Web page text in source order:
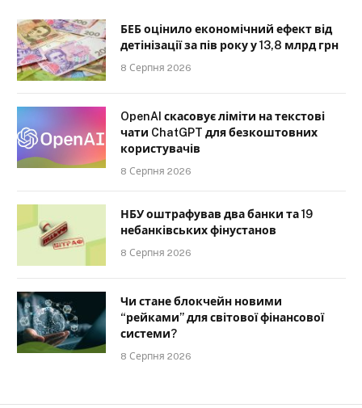
БЕБ оцінило економічний ефект від
детінізації за пів року у 13,8 млрд грн
8 Серпня 2026
OpenAI скасовує ліміти на текстові
чати ChatGPT для безкоштовних
користувачів
8 Серпня 2026
НБУ оштрафував два банки та 19
небанківських фінустанов
8 Серпня 2026
Чи стане блокчейн новими
“рейками” для світової фінансової
системи?
8 Серпня 2026